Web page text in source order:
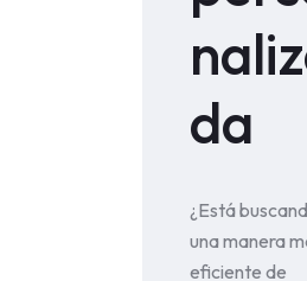
da
¿Está
una manera
eficiente de